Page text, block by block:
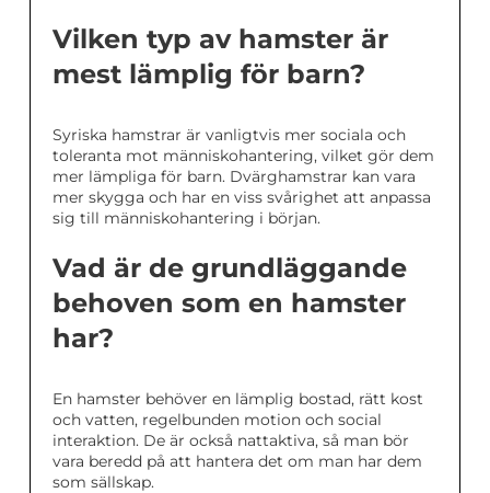
Vilken typ av hamster är
mest lämplig för barn?
Syriska hamstrar är vanligtvis mer sociala och
toleranta mot människohantering, vilket gör dem
mer lämpliga för barn. Dvärghamstrar kan vara
mer skygga och har en viss svårighet att anpassa
sig till människohantering i början.
Vad är de grundläggande
behoven som en hamster
har?
En hamster behöver en lämplig bostad, rätt kost
och vatten, regelbunden motion och social
interaktion. De är också nattaktiva, så man bör
vara beredd på att hantera det om man har dem
som sällskap.